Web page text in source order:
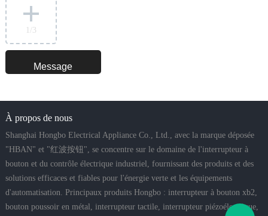
/3
À propos de nous
Shanghai Hongbo Electrical Appliance Co., Ltd., avec la marque déposée
"HBAN" et "红波按钮", se concentre sur le domaine de l'interrupteur à
bouton et du contrôle électrique industriel, fournissant des produits et des
solutions efficaces et fiables pour l'énergie verte et les équipements
d'automatisation. Principaux produits Hongbo : interrupteur à bouton xb2,
bouton poussoir en métal, interrupteur tactile, interrupteur piézoélectrique,